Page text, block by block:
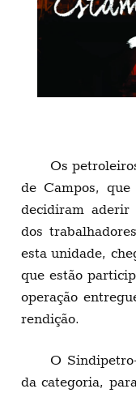
Os
de Campos,
decidiram
dos
esta unidade,
que estão
operação
rendição.
O
da categoria,